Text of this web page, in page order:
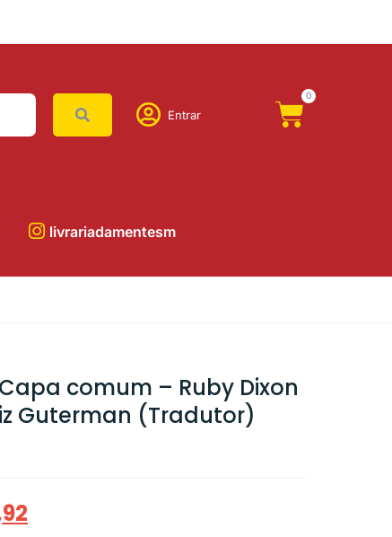
Entrar
0
livrariadamentesm
comum – Ruby Dixon
Guterman (Tradutor)